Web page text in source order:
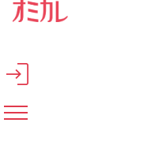
メインコンテンツへスキップ